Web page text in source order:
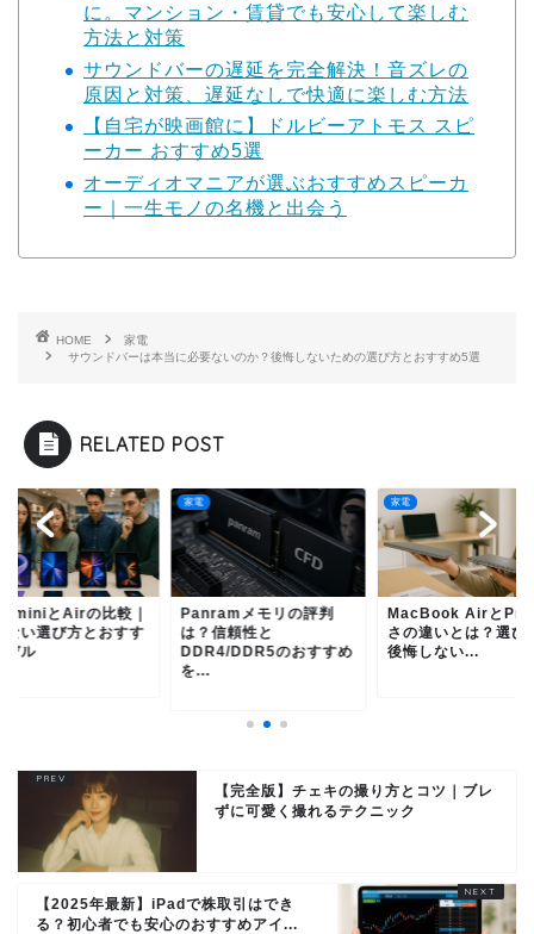
に。マンション・賃貸でも安心して楽しむ
方法と対策
サウンドバーの遅延を完全解決！音ズレの
原因と対策、遅延なしで快適に楽しむ方法
【自宅が映画館に】ドルビーアトモス スピ
ーカー おすすめ5選
オーディオマニアが選ぶおすすめスピーカ
ー｜一生モノの名機と出会う
HOME
家電
サウンドバーは本当に必要ないのか？後悔しないための選び方とおすすめ5選
RELATED POST
メモリの評判
信頼性と
DDR5のおすすめ
家電
MacBook AirとProの重
さの違いとは？選び方で
後悔しない...
家電
iPad miniとAirの比
迷わない選び方とお
めモデル
【完全版】チェキの撮り方とコツ｜ブレ
ずに可愛く撮れるテクニック
【2025年最新】iPadで株取引はでき
る？初心者でも安心のおすすめアイ...